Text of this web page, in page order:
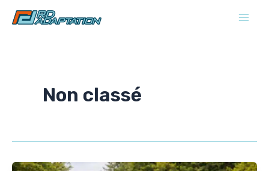
Aller
Non classé